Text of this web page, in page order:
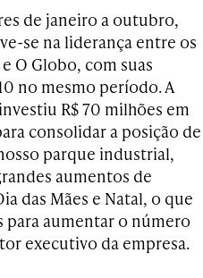
de janeiro a outubro,
se na liderança entre os
O Globo, com suas
no mesmo período. A
R$ 70 milhões em
consolidar a posição de
parque industrial,
aumentos de
das Mães e Natal, o que
aumentar o número
executivo da empresa.